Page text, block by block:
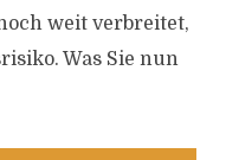
weit verbreitet,
Was Sie nun